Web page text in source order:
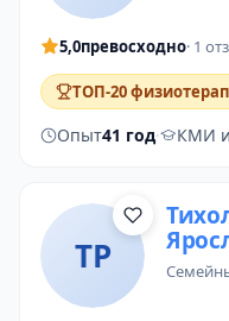
5,0превосходно· 1
ТОП-20
Опыт41 год· КМИ
ТР